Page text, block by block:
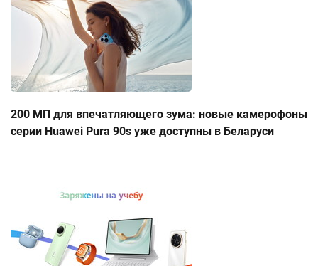
200 МП для впечатляющего зума: новые камерофоны
серии Huawei Pura 90s уже доступны в Беларуси